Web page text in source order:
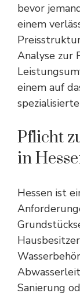
bevor
einem
Analyse zur
einem auf
Pflicht
in
Hessen ist
Sanierung